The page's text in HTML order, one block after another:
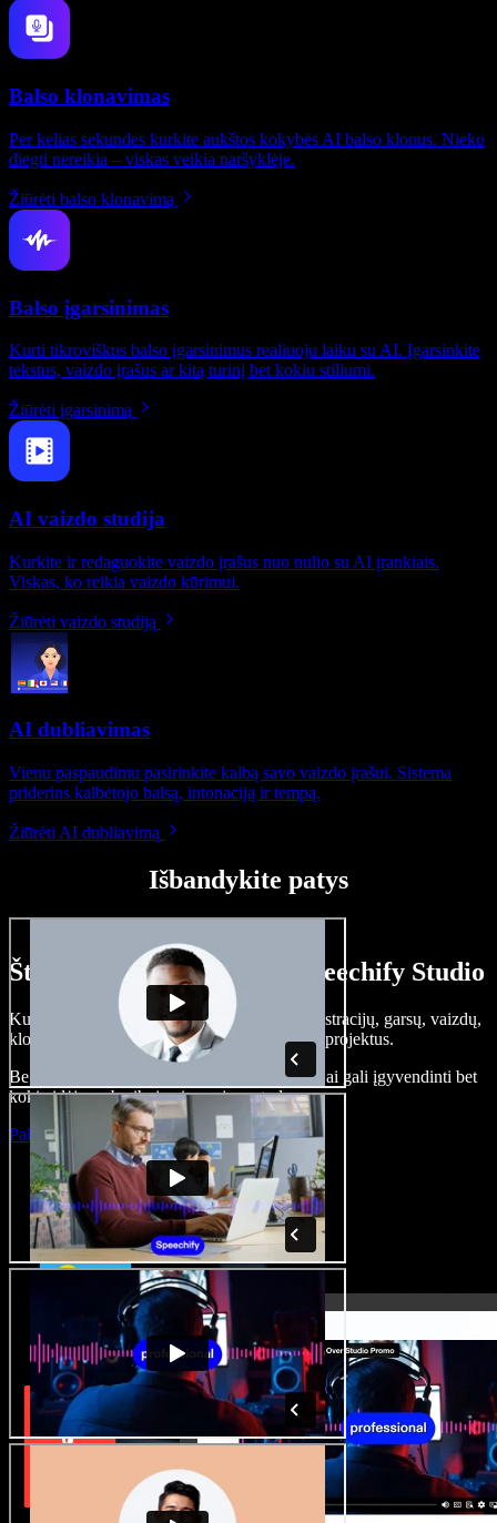
Balso klonavimas
Per kelias sekundes kurkite aukštos kokybės AI balso klonus. Nieko
diegti nereikia – viskas veikia naršyklėje.
Žiūrėti balso klonavimą
Balso įgarsinimas
Kurti tikroviškus balso įgarsinimus realiuoju laiku su AI. Įgarsinkite
tekstus, vaizdo įrašus ar kitą turinį bet kokiu stiliumi.
Žiūrėti įgarsinimą
AI vaizdo studija
Kurkite ir redaguokite vaizdo įrašus nuo nulio su AI įrankiais.
Viskas, ko reikia vaizdo kūrimui.
Žiūrėti vaizdo studiją
AI dubliavimas
Vienu paspaudimu pasirinkite kalbą savo vaizdo įrašui. Sistema
priderins kalbėtojo balsą, intonaciją ir tempą.
Žiūrėti AI dubliavimą
Išbandykite patys
Štai ką galite nuveikti su Speechify Studio
Kurkite įgarsinimus, pridėkite nemokamų iliustracijų, garsų, vaizdų,
klonuokite balsą – kurkite pilnus, įspūdingus projektus.
Be jokių mokymų ir viskas naršyklėje – kūrėjai gali įgyvendinti bet
kokią idėją, neberibojami senųjų metodų.
Paleisti studiją